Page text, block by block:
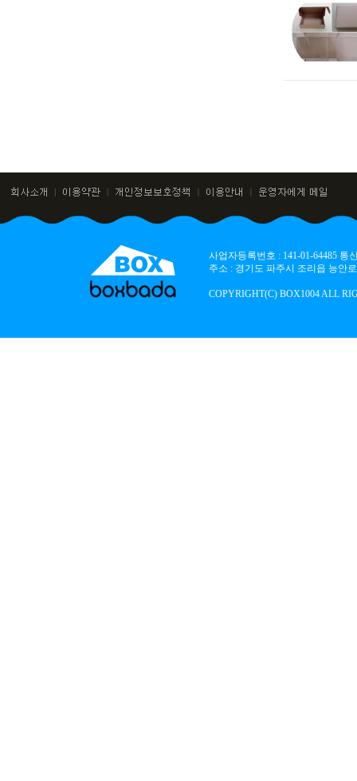
사업자등록번호 : 141-01-64485
주소 : 경기도 파주시 조리읍 능안
COPYRIGHT(C) BOX1004 ALL